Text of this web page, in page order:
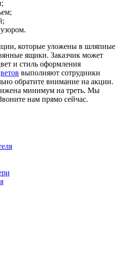
которые уложены в шляпные
ящики. Заказчик может
и стиль оформления
выполняют сотрудники
обратите внимание на акции.
минимум на треть. Мы
нам прямо сейчас.